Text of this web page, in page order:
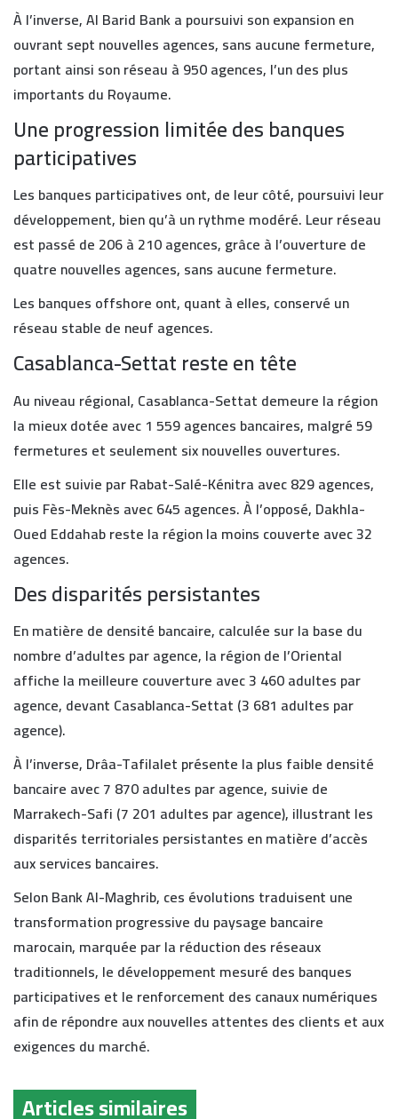
À l’inverse, Al Barid Bank a poursuivi son expansion en
ouvrant sept nouvelles agences, sans aucune fermeture,
portant ainsi son réseau à 950 agences, l’un des plus
importants du Royaume.
Une progression limitée des banques
participatives
Les banques participatives ont, de leur côté, poursuivi leur
développement, bien qu’à un rythme modéré. Leur réseau
est passé de 206 à 210 agences, grâce à l’ouverture de
quatre nouvelles agences, sans aucune fermeture.
Les banques offshore ont, quant à elles, conservé un
réseau stable de neuf agences.
Casablanca-Settat reste en tête
Au niveau régional, Casablanca-Settat demeure la région
la mieux dotée avec 1 559 agences bancaires, malgré 59
fermetures et seulement six nouvelles ouvertures.
Elle est suivie par Rabat-Salé-Kénitra avec 829 agences,
puis Fès-Meknès avec 645 agences. À l’opposé, Dakhla-
Oued Eddahab reste la région la moins couverte avec 32
agences.
Des disparités persistantes
En matière de densité bancaire, calculée sur la base du
nombre d’adultes par agence, la région de l’Oriental
affiche la meilleure couverture avec 3 460 adultes par
agence, devant Casablanca-Settat (3 681 adultes par
agence).
À l’inverse, Drâa-Tafilalet présente la plus faible densité
bancaire avec 7 870 adultes par agence, suivie de
Marrakech-Safi (7 201 adultes par agence), illustrant les
disparités territoriales persistantes en matière d’accès
aux services bancaires.
Selon Bank Al-Maghrib, ces évolutions traduisent une
transformation progressive du paysage bancaire
marocain, marquée par la réduction des réseaux
traditionnels, le développement mesuré des banques
participatives et le renforcement des canaux numériques
afin de répondre aux nouvelles attentes des clients et aux
exigences du marché.
Articles similaires